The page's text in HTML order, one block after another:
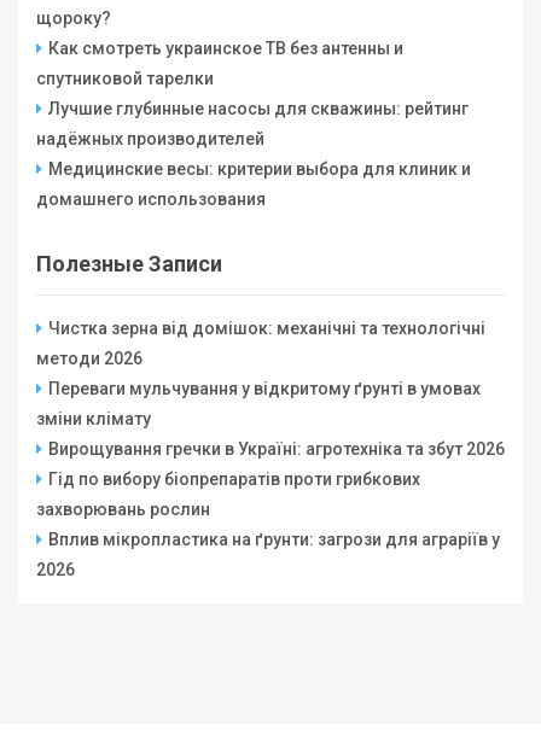
щороку?
Как смотреть украинское ТВ без антенны и
спутниковой тарелки
Лучшие глубинные насосы для скважины: рейтинг
надёжных производителей
Медицинские весы: критерии выбора для клиник и
домашнего использования
Полезные Записи
Чистка зерна від домішок: механічні та технологічні
методи 2026
Переваги мульчування у відкритому ґрунті в умовах
зміни клімату
Вирощування гречки в Україні: агротехніка та збут 2026
Гід по вибору біопрепаратів проти грибкових
захворювань рослин
Вплив мікропластика на ґрунти: загрози для аграріїв у
2026